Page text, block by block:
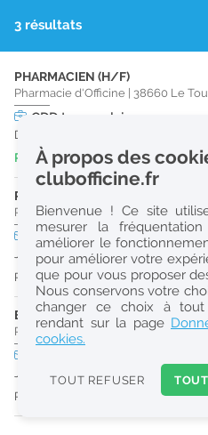
Réinitialiser
2
0
k
Consulter les offres de la
3 résultats
PHARMACIEN (H/F)
Pharmacie d'Officine 38660 Le
CDD temps plein
Du 01/11/26 au 10/09/27
Publiée il y a 4 jour(s)
PRÉPARATEUR EN PHARMACIE
Pharmacie d'Officine|38530
CDD temps plein
Jusqu'au 29/08/26
Publiée il y a 55 jour(s)
ETUDIANT EN PHARMACIE (H/F)
Pharmacie d'Officine 38330 Saint-
Jusqu'au 22/08/26
Publiée il y a 57 jour(s)
À propos des
clubofficine.fr
Bienvenue ! Ce site
mesurer la
améliorer le
pour améliorer votre
que pour vous proposer
Nous conservons votre
changer ce choix à
rendant sur la page
cookies.
TOUT REFUSER